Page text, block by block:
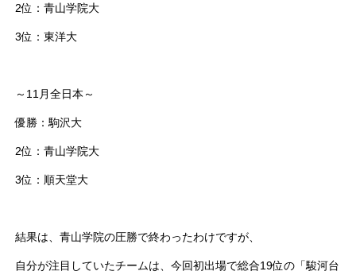
2位：青山学院大
3位：東洋大
～11月全日本～
優勝：駒沢大
2位：青山学院大
3位：順天堂大
結果は、青山学院の圧勝で終わったわけですが、
自分が注目していたチームは、今回初出場で総合19位の「駿河台